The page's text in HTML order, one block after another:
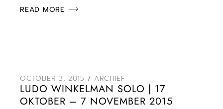
READ MORE
OCTOBER 3, 2015 ARCHIEF
LUDO WINKELMAN SOLO | 17
OKTOBER – 7 NOVEMBER 2015